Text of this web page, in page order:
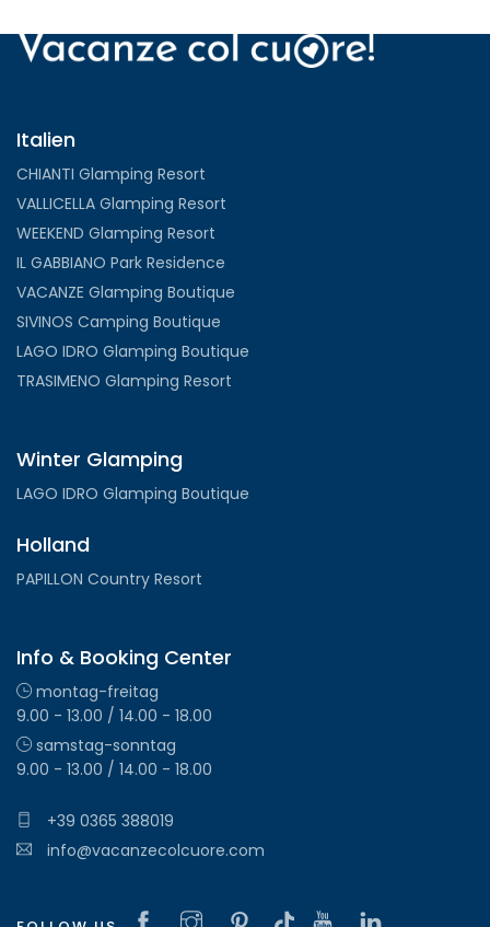
Italien
CHIANTI Glamping Resort
VALLICELLA Glamping Resort
WEEKEND Glamping Resort
IL GABBIANO Park Residence
VACANZE Glamping Boutique
SIVINOS Camping Boutique
LAGO IDRO Glamping Boutique
TRASIMENO Glamping Resort
Winter Glamping
LAGO IDRO Glamping Boutique
Holland
PAPILLON Country Resort
Info & Booking Center
montag-freitag
9.00 - 13.00 / 14.00 - 18.00
samstag-sonntag
9.00 - 13.00 / 14.00 - 18.00
+39 0365 388019
info@vacanzecolcuore.com